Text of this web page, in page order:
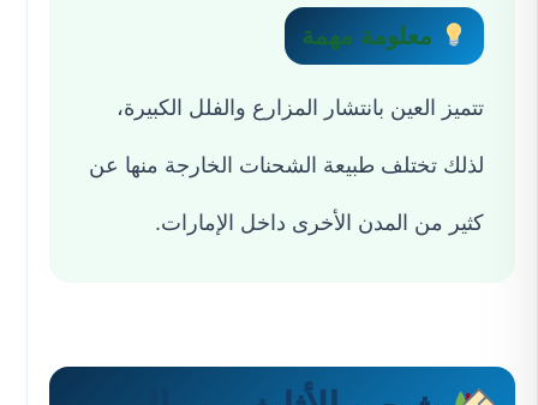
معلومة مهمة
تتميز العين بانتشار المزارع والفلل الكبيرة،
لذلك تختلف طبيعة الشحنات الخارجة منها عن
كثير من المدن الأخرى داخل الإمارات.